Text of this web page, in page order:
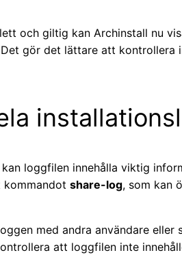
och giltig kan Archinstall nu
gör det lättare att kontrollera
loggfilen innehålla viktig
share-log, som kan
med andra användare
att loggfilen inte